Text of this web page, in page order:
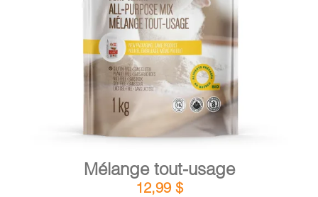
AJOUTER AU PANIER / DÉTAILS
Mélange tout-usage
12,99 $